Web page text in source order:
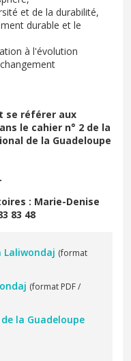
et de la durabilité,
durable et le
à l'évolution
se référer aux
le cahier n° 2 de la
de la Guadeloupe
.
: Marie-Denise
83 48
(format
(format PDF /
la Guadeloupe